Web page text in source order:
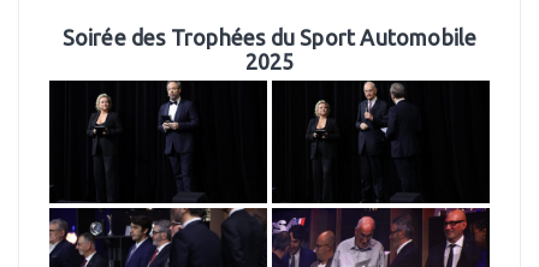
Soirée des Trophées du Sport Automobile
2025